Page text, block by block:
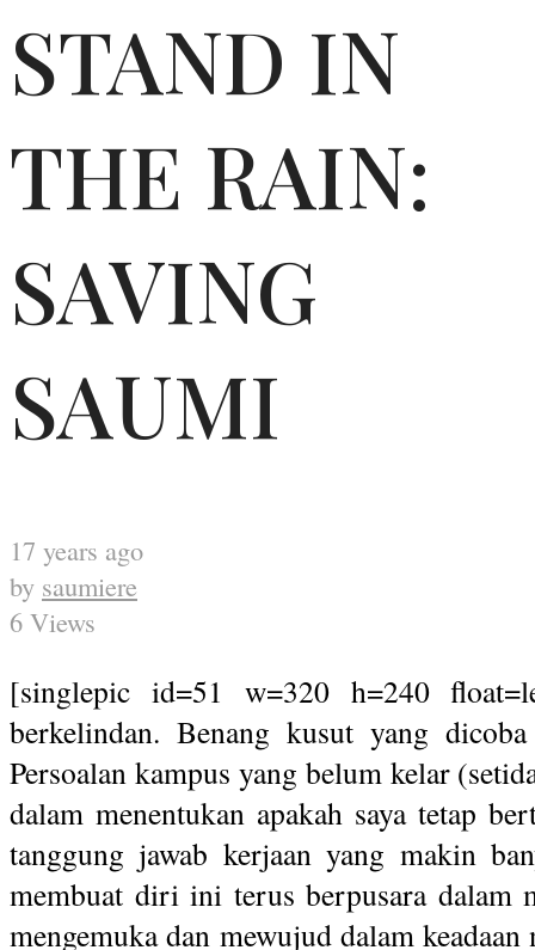
STAND IN
THE RAIN:
SAVING
SAUMI
17 years ago
by saumiere
6 Views
[singlepic id=51 w=320 h=240
berkelindan. Benang kusut yang
Persoalan kampus yang belum kelar
dalam menentukan apakah saya tetap
tanggung jawab kerjaan yang makin
membuat diri ini terus berpusara dalam
mengemuka dan mewujud dalam